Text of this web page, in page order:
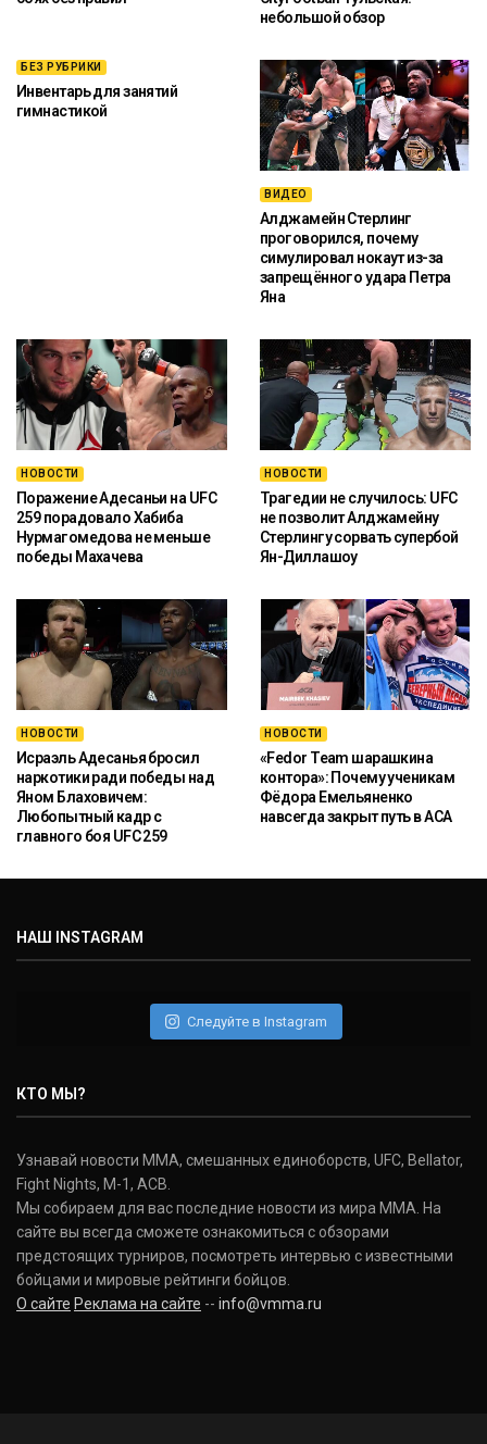
небольшой обзор
БЕЗ РУБРИКИ
Инвентарь для занятий
гимнастикой
ВИДЕО
Алджамейн Стерлинг
проговорился, почему
симулировал нокаут из-за
запрещённого удара Петра
Яна
НОВОСТИ
Поражение Адесаньи на UFC
259 порадовало Хабиба
Нурмагомедова не меньше
победы Махачева
НОВОСТИ
Трагедии не случилось: UFC
не позволит Алджамейну
Стерлингу сорвать супербой
Ян-Диллашоу
НОВОСТИ
Исраэль Адесанья бросил
наркотики ради победы над
Яном Блаховичем:
Любопытный кадр с
главного боя UFC 259
НОВОСТИ
«Fedor Team шарашкина
контора»: Почему ученикам
Фёдора Емельяненко
навсегда закрыт путь в ACA
НАШ INSTAGRAM
Следуйте в Instagram
КТО МЫ?
Узнавай новости ММА, смешанных единоборств, UFC, Bellator,
Fight Nights, M-1, ACB.
Мы собираем для вас последние новости из мира ММА. На
сайте вы всегда сможете ознакомиться с обзорами
предстоящих турниров, посмотреть интервью с известными
бойцами и мировые рейтинги бойцов.
О сайте Реклама на сайте -- info@vmma.ru